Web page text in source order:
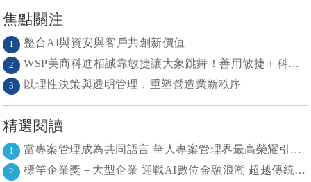
焦點關注
1 整合AI與資安與客戶共創新價值
2 WSP美商科進栢誠靠敏捷讓大象跳舞！善用敏捷＋科技力， 大型工程也能快速迭代
3 以理性決策與透明管理，重塑營造業新秩序
精選閱讀
1 當專案管理成為共同語言 華人專案管理界最高榮耀引領的變革時代
2 標竿企業獎－大型企業 迎戰AI數位金融浪潮 超越傳統的組織再定義